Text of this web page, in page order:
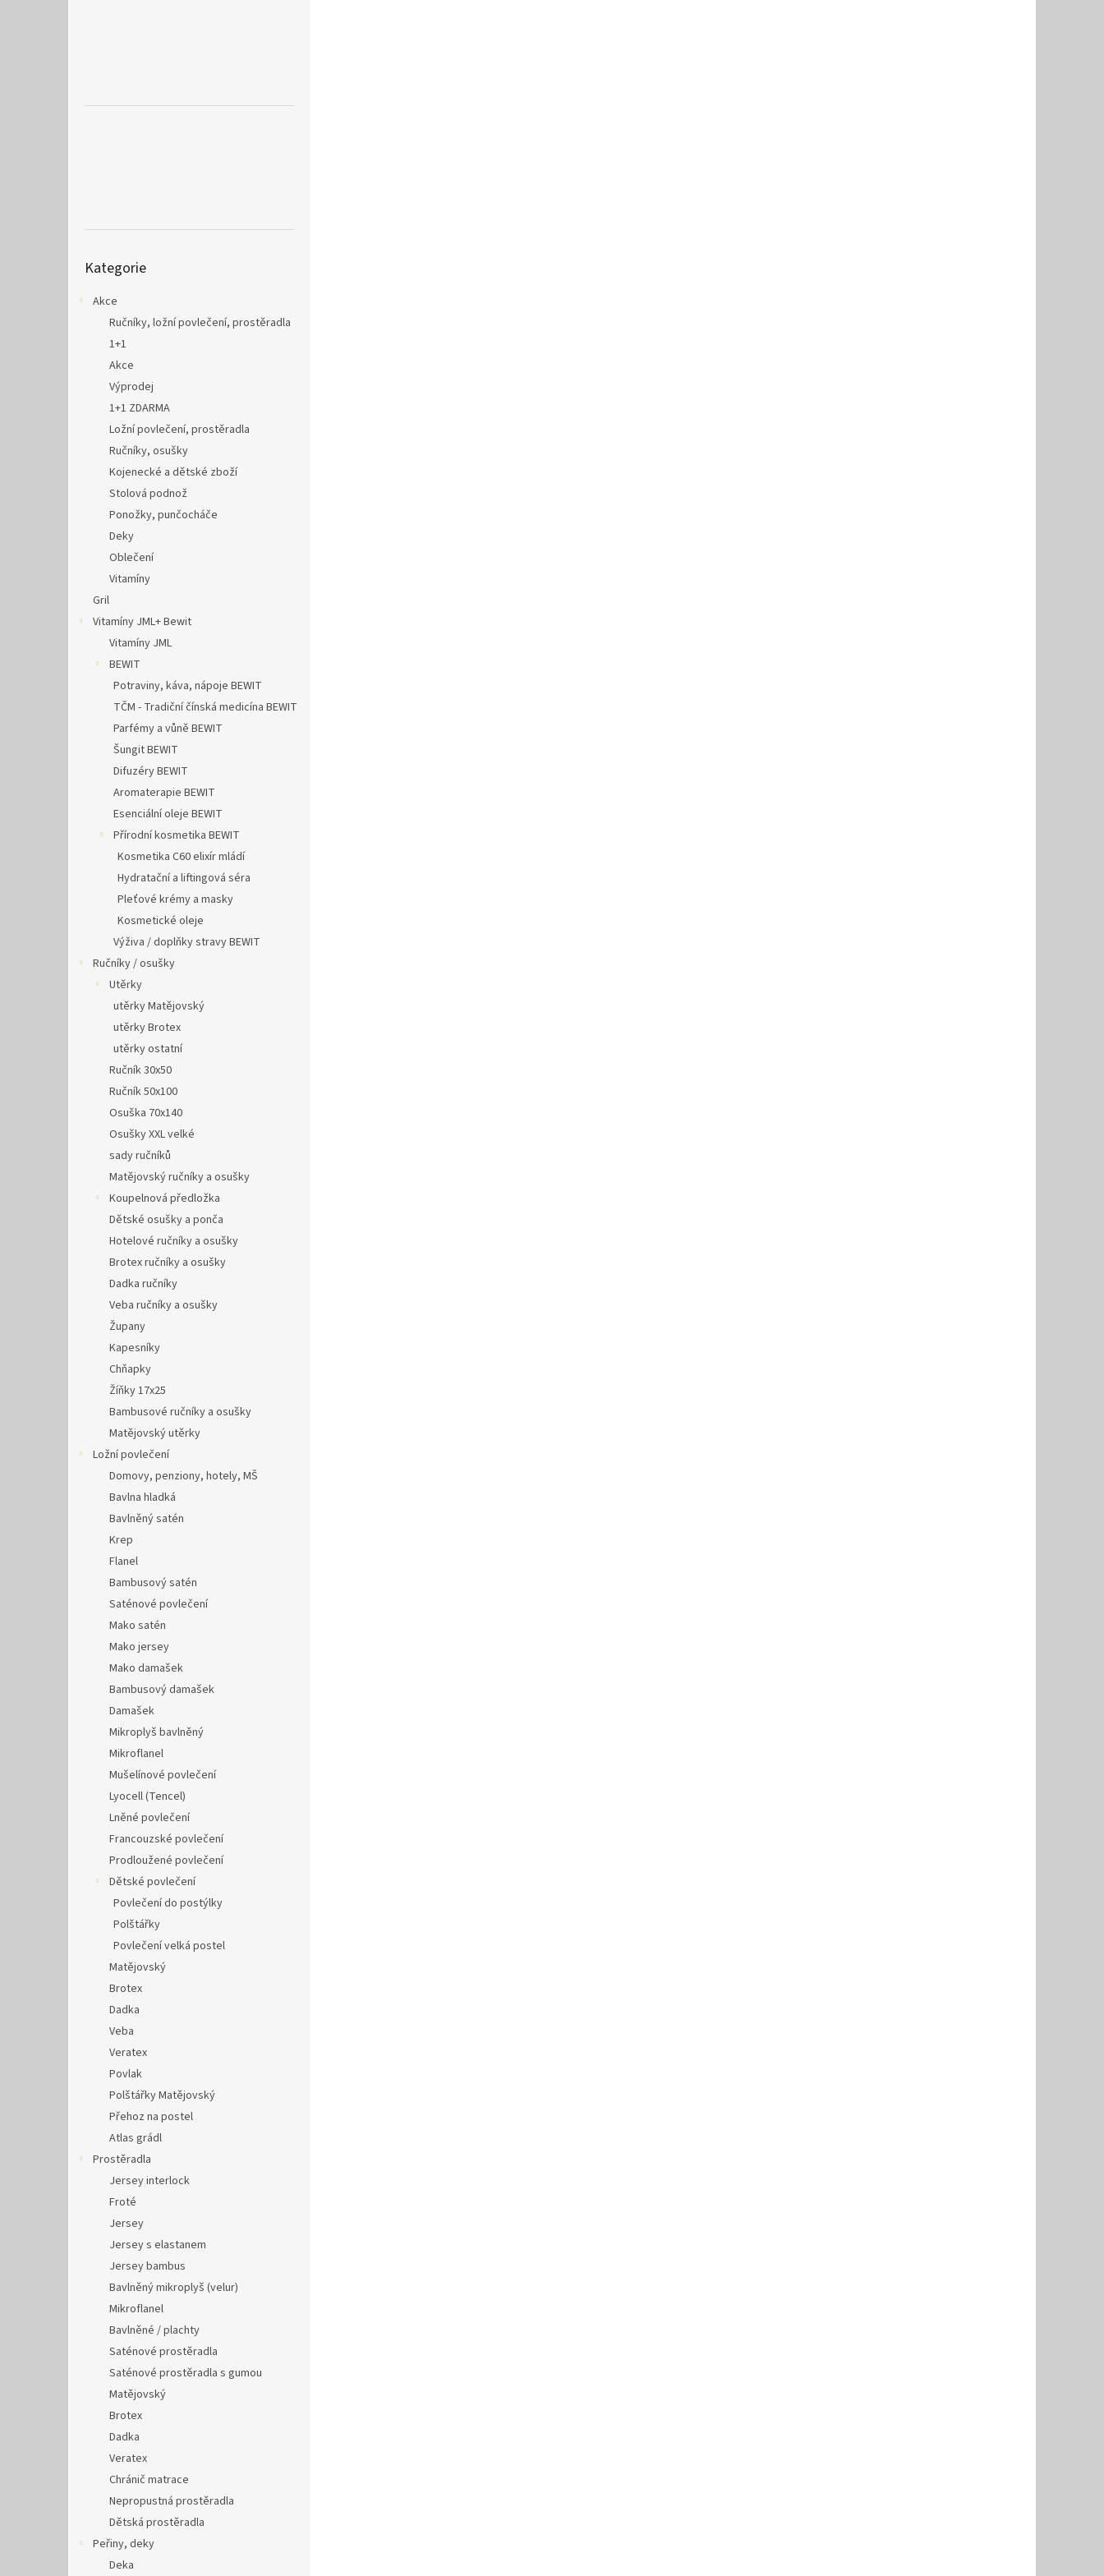
kategorie
Kategorie
Akce
Ručníky, ložní povlečení, prostěradla
1+1
Akce
Výprodej
1+1 ZDARMA
Ložní povlečení, prostěradla
Ručníky, osušky
Kojenecké a dětské zboží
Stolová podnož
Ponožky, punčocháče
Deky
Oblečení
Vitamíny
Gril
Vitamíny JML+ Bewit
Vitamíny JML
BEWIT
Potraviny, káva, nápoje BEWIT
TČM - Tradiční čínská medicína BEWIT
Parfémy a vůně BEWIT
Šungit BEWIT
Difuzéry BEWIT
Aromaterapie BEWIT
Esenciální oleje BEWIT
Přírodní kosmetika BEWIT
Kosmetika C60 elixír mládí
Hydratační a liftingová séra
Pleťové krémy a masky
Kosmetické oleje
Výživa / doplňky stravy BEWIT
Ručníky / osušky
Utěrky
utěrky Matějovský
utěrky Brotex
utěrky ostatní
Ručník 30x50
Ručník 50x100
Osuška 70x140
Osušky XXL velké
sady ručníků
Matějovský ručníky a osušky
Koupelnová předložka
Dětské osušky a ponča
Hotelové ručníky a osušky
Brotex ručníky a osušky
Dadka ručníky
Veba ručníky a osušky
Župany
Kapesníky
Chňapky
Žíňky 17x25
Bambusové ručníky a osušky
Matějovský utěrky
Ložní povlečení
Domovy, penziony, hotely, MŠ
Bavlna hladká
Bavlněný satén
Krep
Flanel
Bambusový satén
Saténové povlečení
Mako satén
Mako jersey
Mako damašek
Bambusový damašek
Damašek
Mikroplyš bavlněný
Mikroflanel
Mušelínové povlečení
Lyocell (Tencel)
Lněné povlečení
Francouzské povlečení
Prodloužené povlečení
Dětské povlečení
Povlečení do postýlky
Polštářky
Povlečení velká postel
Matějovský
Brotex
Dadka
Veba
Veratex
Povlak
Polštářky Matějovský
Přehoz na postel
Atlas grádl
Prostěradla
Jersey interlock
Froté
Jersey
Jersey s elastanem
Jersey bambus
Bavlněný mikroplyš (velur)
Mikroflanel
Bavlněné / plachty
Saténové prostěradla
Saténové prostěradla s gumou
Matějovský
Brotex
Dadka
Veratex
Chránič matrace
Nepropustná prostěradla
Dětská prostěradla
Peřiny, deky
Deka